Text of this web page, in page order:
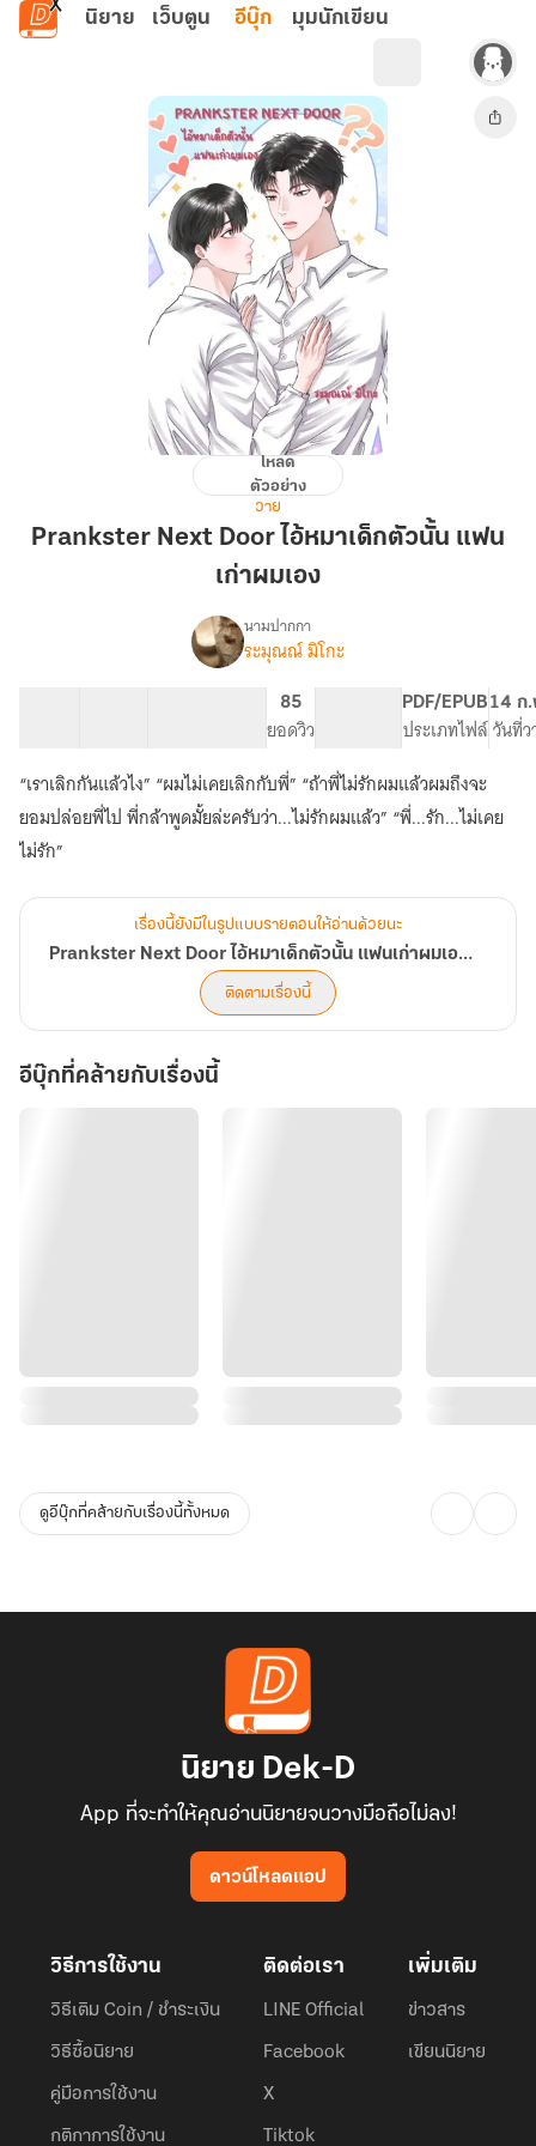
ข้ามไปยังเนื้อหาหลัก
นิยาย เว็บตูน อีบุ๊ก มุมนักเขียน
Prankster
Door
เอง
โหลด
ตัวอย่าง
วาย
Prankster Next Door ไอ้หมาเด็กตัวนั้น แฟน
เก่าผมเอง
เรื่องPrankster
Door
ไอ้
เด็ก
ตัว
นั้น
ผม
เอง
[Ebook]
นามปากกา
ระมุณณ์ มิโกะ
85
ยอดวิว
PDF/EPUB
ประเภทไฟล์
14 ก
วันที่ว
“เราเลิกกันแล้วไง” “ผมไม่เคยเลิกกับพี่” “ถ้าพี่ไม่รักผมแล้วผมถึงจะ
ยอมปล่อยพี่ไป พี่กล้าพูดมั้ยล่ะครับว่า...ไม่รักผมแล้ว” “พี่...รัก...ไม่เคย
ไม่รัก”
เรื่องนี้ยังมีในรูปแบบรายตอนให้อ่านด้วยนะ
Prankster Next Door ไอ้หมาเด็กตัวนั้น แฟนเก่าผมเอง [Ebook]
ติดตามเรื่องนี้
อีบุ๊กที่คล้ายกับเรื่องนี้
ดูอีบุ๊กที่คล้ายกับเรื่องนี้ทั้งหมด
นิยาย Dek-D
App ที่จะทำให้คุณอ่านนิยายจนวางมือถือไม่ลง!
ดาวน์โหลดแอป
วิธีการใช้งาน
วิธีเติม Coin / ชำระเงิน
วิธีซื้อนิยาย
คู่มือการใช้งาน
กติกาการใช้งาน
ติดต่อเรา
LINE Official
Facebook
X
Tiktok
เพิ่มเติม
ข่าวสาร
เขียนนิยาย